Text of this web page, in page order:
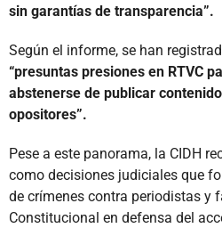
sin garantías de transparencia”.
Según el informe, se han
“presuntas presiones en RTVC
abstenerse de publicar
opositores”.
Pese a este panorama, la CIDH
como decisiones judiciales que
de crímenes contra periodistas y
Constitucional en defensa del